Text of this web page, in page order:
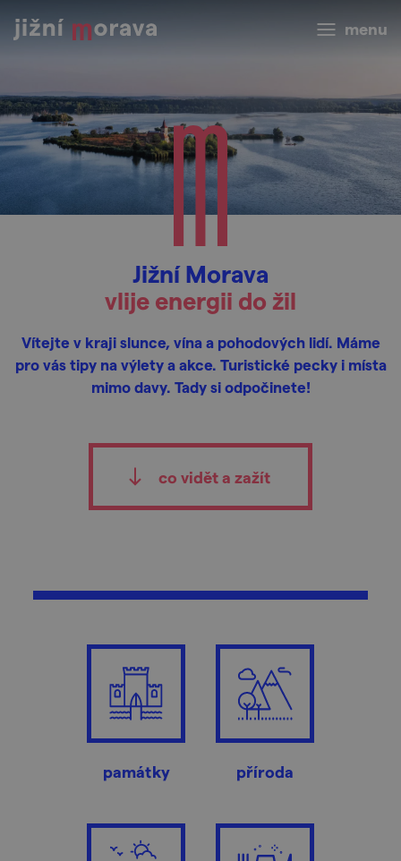
menu
Jižní Morava
vlije energii do žil
Vítejte v kraji slunce, vína a pohodových lidí. Máme
pro vás tipy na výlety a akce. Turistické pecky i místa
mimo davy. Tady si odpočinete!
co vidět a zažít
památky příroda